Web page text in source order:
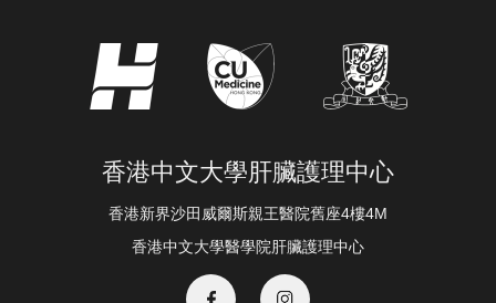
香港中文大學肝臟護理中心
香港新界沙田威爾斯親王醫院舊座4樓4M
香港中文大學醫學院肝臟護理中心